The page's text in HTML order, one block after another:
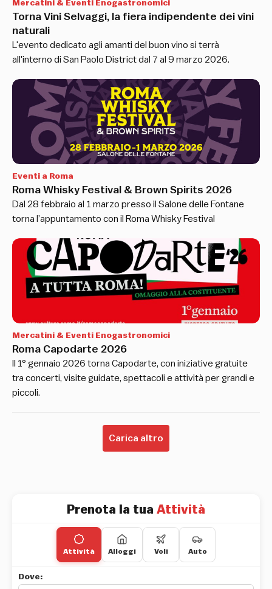
Mercatini & Eventi Enogastronomici
Torna Vini Selvaggi, la fiera indipendente dei vini
naturali
L'evento dedicato agli amanti del buon vino si terrà
all'interno di San Paolo District dal 7 al 9 marzo 2026.
Eventi a Roma
Roma Whisky Festival & Brown Spirits 2026
Dal 28 febbraio al 1 marzo presso il Salone delle Fontane
torna l’appuntamento con il Roma Whisky Festival
Mercatini & Eventi Enogastronomici
Roma Capodarte 2026
Il 1° gennaio 2026 torna Capodarte, con iniziative gratuite
tra concerti, visite guidate, spettacoli e attività per grandi e
piccoli.
Carica altro
Prenota la tua Attività
Attività Alloggi Voli Auto
Dove: